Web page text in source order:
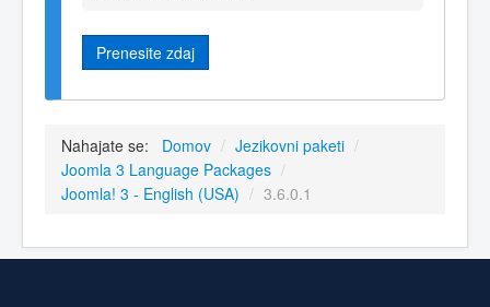
Prenesite zdaj
Nahajate se: Domov / Jezikovni paketi /
Joomla 3 Language Packages /
Joomla! 3 - English (USA) / 3.6.0.1